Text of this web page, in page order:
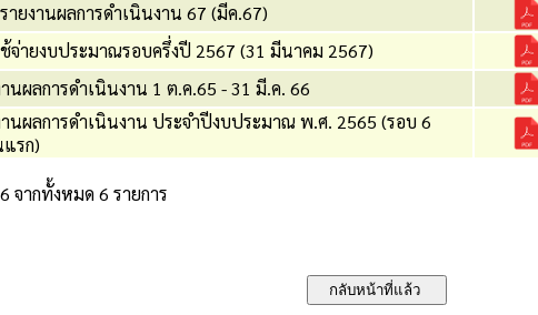
ายงานผลการดำเนินงาน 67 (มีค.67)
ช้จ่ายงบประมาณรอบครึ่งปี 2567 (31 มีนาคม 2567)
นผลการดำเนินงาน 1 ต.ค.65 - 31 มี.ค. 66
านผลการดำเนินงาน ประจำปีงบประมาณ พ.ศ. 2565 (รอบ 6
แรก)
จากทั้งหมด 6 รายการ